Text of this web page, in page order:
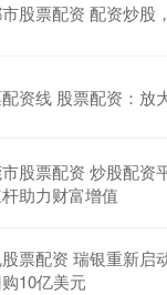
股票配资 配资炒股
资线 股票配资：放
股票配资 炒股配资
助力财富增值
票配资 瑞银重新启
10亿美元